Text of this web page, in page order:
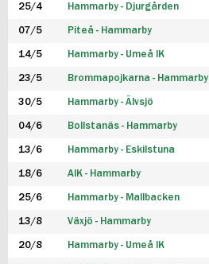
25/4 Hammarby - Djurgården
07/5 Piteå - Hammarby
14/5 Hammarby - Umeå IK
23/5 Brommapojkarna - Hammarby
30/5 Hammarby - Älvsjö
04/6 Bollstanäs - Hammarby
13/6 Hammarby - Eskilstuna
18/6 AIK - Hammarby
25/6 Hammarby - Mallbacken
13/8 Växjö - Hammarby
20/8 Hammarby - Umeå IK